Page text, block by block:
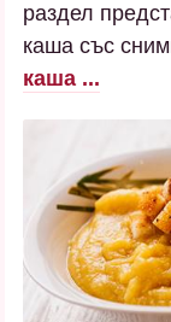
раздел
каша със
каша ...